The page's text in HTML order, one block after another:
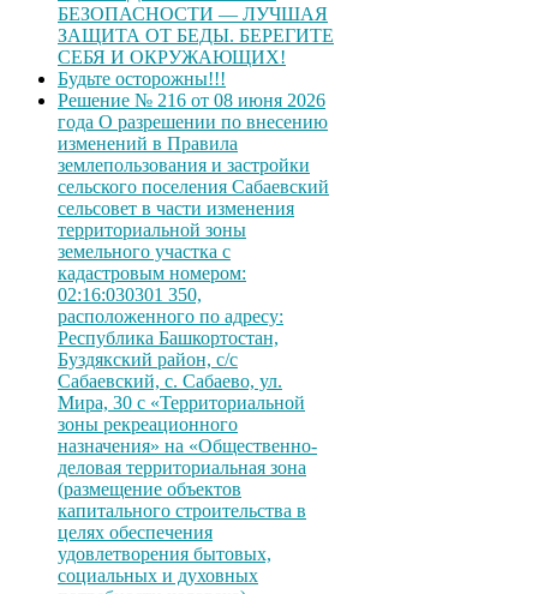
БЕЗОПАСНОСТИ — ЛУЧШАЯ
ЗАЩИТА ОТ БЕДЫ. БЕРЕГИТЕ
СЕБЯ И ОКРУЖАЮЩИХ!
Будьте осторожны!!!
Решение № 216 от 08 июня 2026
года О разрешении по внесению
изменений в Правила
землепользования и застройки
сельского поселения Сабаевский
сельсовет в части изменения
территориальной зоны
земельного участка с
кадастровым номером:
02:16:030301 350,
расположенного по адресу:
Республика Башкортостан,
Буздякский район, с/с
Сабаевский, с. Сабаево, ул.
Мира, 30 с «Территориальной
зоны рекреационного
назначения» на «Общественно-
деловая территориальная зона
(размещение объектов
капитального строительства в
целях обеспечения
удовлетворения бытовых,
социальных и духовных